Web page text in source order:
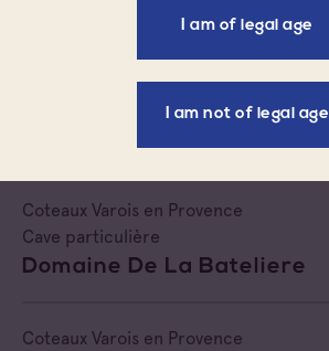
I am of legal age
I am not of legal age
Coteaux Varois en Provence
Coteaux Varois en Provence
Cave particulière
Domaine De La Bateliere
Coteaux Varois en Provence